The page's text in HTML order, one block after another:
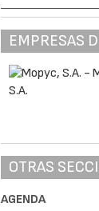
EMPRESAS
OTRAS
AGENDA